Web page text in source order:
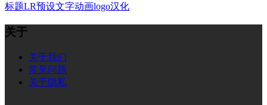
标题LR预设文字动画logo汉化
关于
关于我们
常见问题
关于隐私